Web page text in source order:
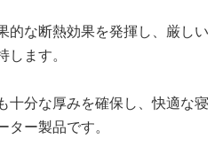
的な断熱効果を発揮し、厳しい
ます。
十分な厚みを確保し、快適な寝
ー製品です。